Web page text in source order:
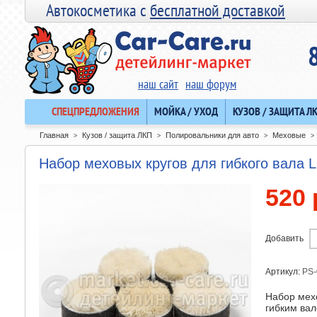
Автокосметика сбесплатной доставкой
наш сайт наш форум
СПЕЦПРЕДЛОЖЕНИЯ МОЙКА / УХОД КУЗОВ / ЗАЩИТА
Главная > Кузов / защита ЛКП > Полировальники для авто > Меховые >
Набор меховых кругов для гибкого вала
520
Добавить
Артикул:
Набор
гибким